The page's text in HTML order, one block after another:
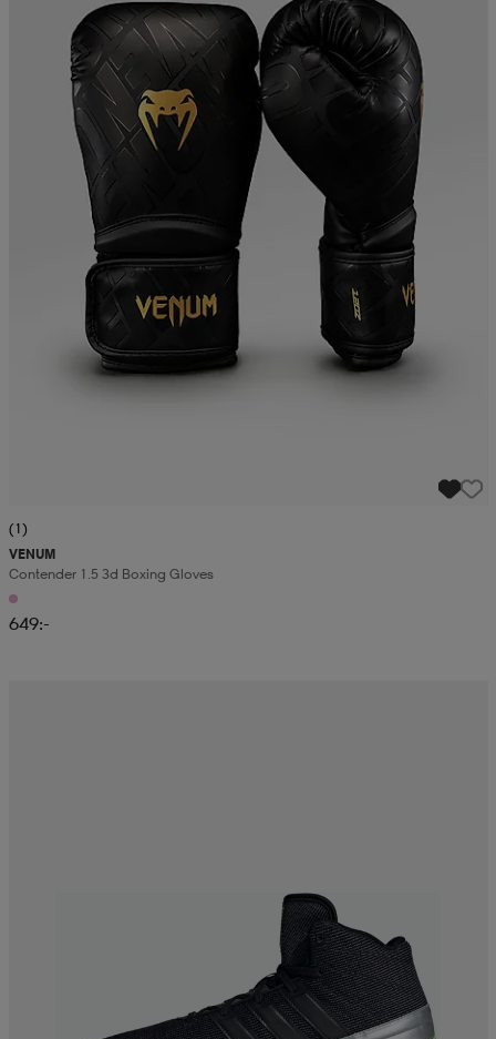
(1)
VENUM
Contender 1.5 3d Boxing Gloves
649:-